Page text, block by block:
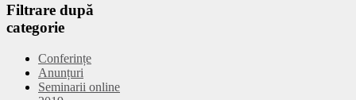
Filtrare după
categorie
Conferințe
Anunțuri
Seminarii online